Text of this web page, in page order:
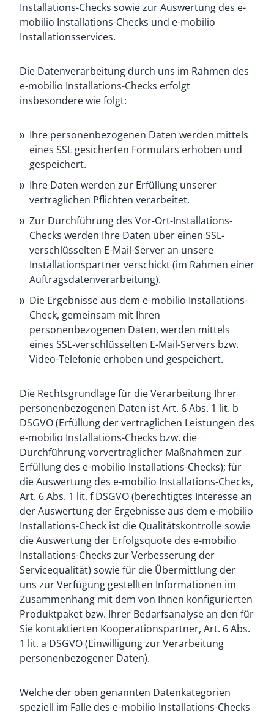
Installations-Checks sowie zur Auswertung des e-
mobilio Installations-Checks und e-mobilio
Installationsservices.
Die Datenverarbeitung durch uns im Rahmen des
e-mobilio Installations-Checks erfolgt
insbesondere wie folgt:
Ihre personenbezogenen Daten werden mittels
eines SSL gesicherten Formulars erhoben und
gespeichert.
Ihre Daten werden zur Erfüllung unserer
vertraglichen Pflichten verarbeitet.
Zur Durchführung des Vor-Ort-Installations-
Checks werden Ihre Daten über einen SSL-
verschlüsselten E-Mail-Server an unsere
Installationspartner verschickt (im Rahmen einer
Auftragsdatenverarbeitung).
Die Ergebnisse aus dem e-mobilio Installations-
Check, gemeinsam mit Ihren
personenbezogenen Daten, werden mittels
eines SSL-verschlüsselten E-Mail-Servers bzw.
Video-Telefonie erhoben und gespeichert.
Die Rechtsgrundlage für die Verarbeitung Ihrer
personenbezogenen Daten ist Art. 6 Abs. 1 lit. b
DSGVO (Erfüllung der vertraglichen Leistungen des
e-mobilio Installations-Checks bzw. die
Durchführung vorvertraglicher Maßnahmen zur
Erfüllung des e-mobilio Installations-Checks); für
die Auswertung des e-mobilio Installations-Checks,
Art. 6 Abs. 1 lit. f DSGVO (berechtigtes Interesse an
der Auswertung der Ergebnisse aus dem e-mobilio
Installations-Check ist die Qualitätskontrolle sowie
die Auswertung der Erfolgsquote des e-mobilio
Installations-Checks zur Verbesserung der
Servicequalität) sowie für die Übermittlung der
uns zur Verfügung gestellten Informationen im
Zusammenhang mit dem von Ihnen konfigurierten
Produktpaket bzw. Ihrer Bedarfsanalyse an den für
Sie kontaktierten Kooperationspartner, Art. 6 Abs.
1 lit. a DSGVO (Einwilligung zur Verarbeitung
personenbezogener Daten).
Welche der oben genannten Datenkategorien
speziell im Falle des e-mobilio Installations-Checks